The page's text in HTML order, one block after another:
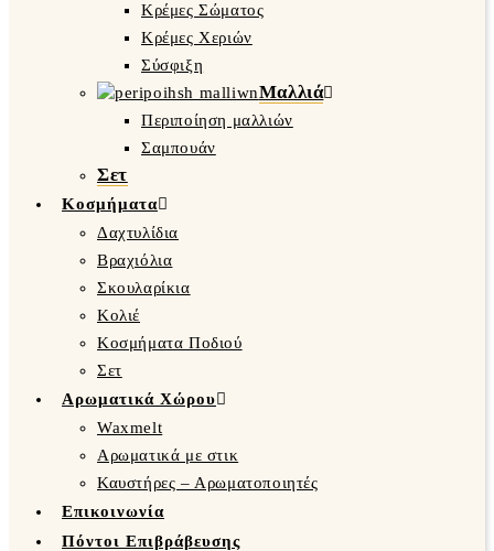
Κρέμες Σώματος
Κρέμες Χεριών
Σύσφιξη
Μαλλιά
Περιποίηση μαλλιών
Σαμπουάν
Σετ
Κοσμήματα
Δαχτυλίδια
Βραχιόλια
Σκουλαρίκια
Κολιέ
Κοσμήματα Ποδιού
Σετ
Αρωματικά Χώρου
Waxmelt
Αρωματικά με στικ
Καυστήρες – Αρωματοποιητές
Επικοινωνία
Πόντοι Επιβράβευσης